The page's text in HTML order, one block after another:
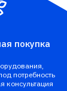
покупка
потребность
консультация